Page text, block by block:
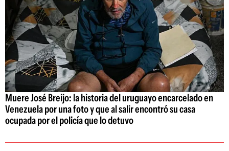
Muere José Breijo: la historia del uruguayo encarcelado en
Venezuela por una foto y que al salir encontró su casa
ocupada por el policía que lo detuvo